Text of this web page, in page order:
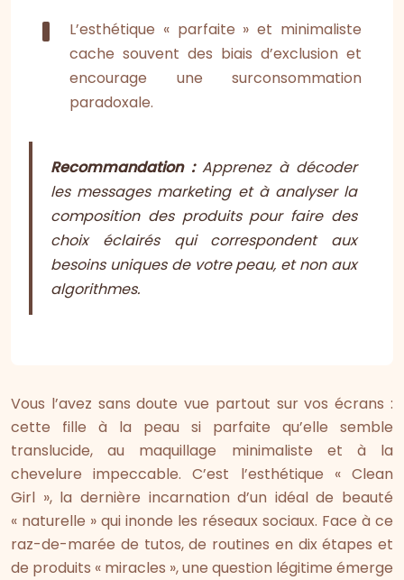
L’esthétique « parfaite » et minimaliste
cache souvent des biais d’exclusion et
encourage une surconsommation
paradoxale.
Recommandation :Apprenez à décoder
les messages marketing et à analyser la
composition des produits pour faire des
choix éclairés qui correspondent aux
besoins uniques de votre peau, et non aux
algorithmes.
Vous l’avez sans doute vue partout sur vos écrans :
cette fille à la peau si parfaite qu’elle semble
translucide, au maquillage minimaliste et à la
chevelure impeccable. C’est l’esthétique « Clean
Girl », la dernière incarnation d’un idéal de beauté
« naturelle » qui inonde les réseaux sociaux. Face à ce
raz-de-marée de tutos, de routines en dix étapes et
de produits « miracles », une question légitime émerge